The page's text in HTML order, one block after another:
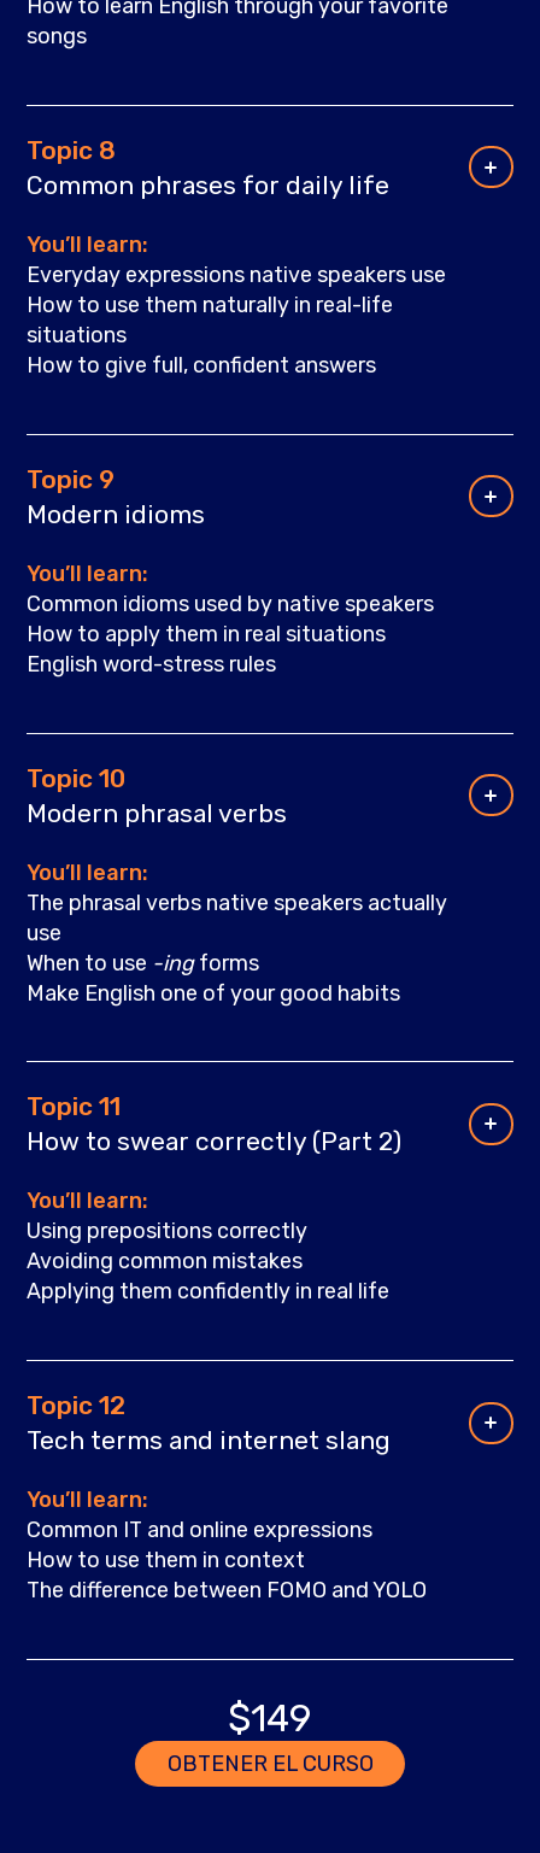
How to learn English through your favorite
songs
Topic 8
Common phrases for daily life
You’ll learn:
Everyday expressions native speakers use
How to use them naturally in real-life
situations
How to give full, confident answers
Topic 9
Modern idioms
You’ll learn:
Common idioms used by native speakers
How to apply them in real situations
English word-stress rules
Topic 10
Modern phrasal verbs
You’ll learn:
The phrasal verbs native speakers actually
use
When to use -ingforms
Make English one of your good habits
Topic 11
How to swear correctly (Part 2)
You’ll learn:
Using prepositions correctly
Avoiding common mistakes
Applying them confidently in real life
Topic 12
Tech terms and internet slang
You’ll learn:
Common IT and online expressions
How to use them in context
The difference between FOMO and YOLO
$149
OBTENER EL CURSO